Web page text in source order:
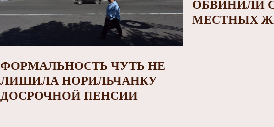
ФОРМАЛЬНОСТЬ ЧУТЬ НЕ
ЛИШИЛА НОРИЛЬЧАНКУ
ДОСРОЧНОЙ ПЕНСИИ
ОБВИНИЛИ
МЕСТНЫХ